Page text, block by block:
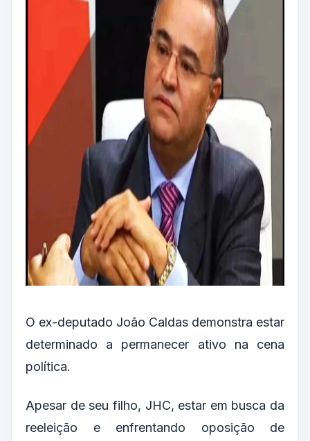
O ex-deputado João Caldas demonstra estar
determinado a permanecer ativo na cena
política.
Apesar de seu filho, JHC, estar em busca da
reeleição e enfrentando oposição de